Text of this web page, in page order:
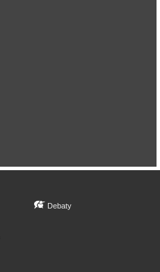
Debaty